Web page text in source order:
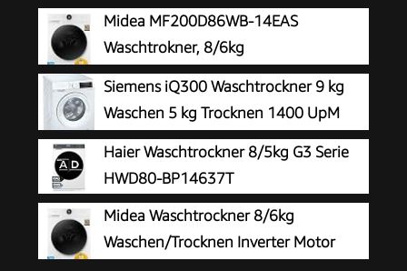
Midea MF200D86WB-14EAS
Waschtrokner, 8/6kg
Waschen/Trocknen, A, Inverter Mortor,
Auffrischen, 60 Min. Waschen & Trocknen,
Steam Care, Turbo Wash, 48 cm tief, APP-
Steuerung, AquaStop
Siemens iQ300 Waschtrockner 9 kg
Waschen 5 kg Trocknen 1400 UpM
WN34A141
Haier Waschtrockner 8/5kg G3 Serie
HWD80-BP14637T
Midea Waschtrockner 8/6kg
Waschen/Trocknen Inverter Motor